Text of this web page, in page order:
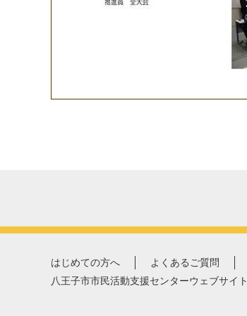
はじめての方へ よくあるご質問
八王子市市民活動支援センターウェブサイト